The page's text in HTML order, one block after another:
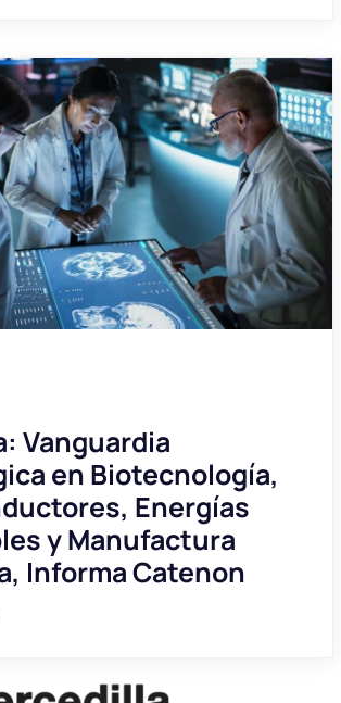
Vanguardia
en Biotecnología,
Energías
y Manufactura
Informa Catenon